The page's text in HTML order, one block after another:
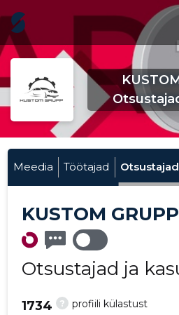
Meedia Töötajad Otsustajad
KUSTOM
Otsustajad ja
? profiili külastust
1734